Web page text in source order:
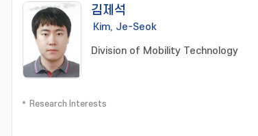
김제석
Kim, Je-Seok
Division of Mobility Technology
Research Interests